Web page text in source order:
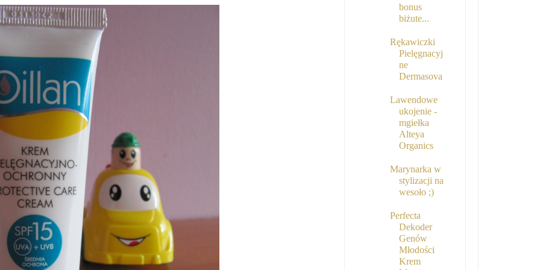
bonus
biżute...
Rękawiczki
Pielęgnacyj
ne
Dermasova
Lawendowe
ukojenie -
mgiełka
Alteya
Organics
Marynarka w
stylizacji na
wesoło ;)
Perfecta
Dekoder
Genów
Młodości
Krem